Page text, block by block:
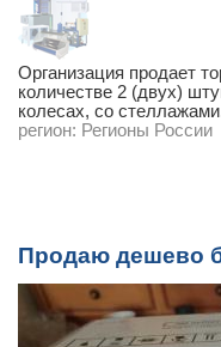
Организация продает
количестве 2 (двух)
колесах, со
регион: Регионы России
Продаю дешево